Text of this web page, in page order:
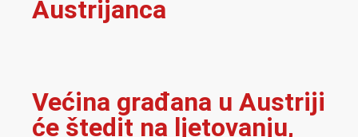
Austrijanca
Većina građana u Austriji
će štedit na ljetovanju,